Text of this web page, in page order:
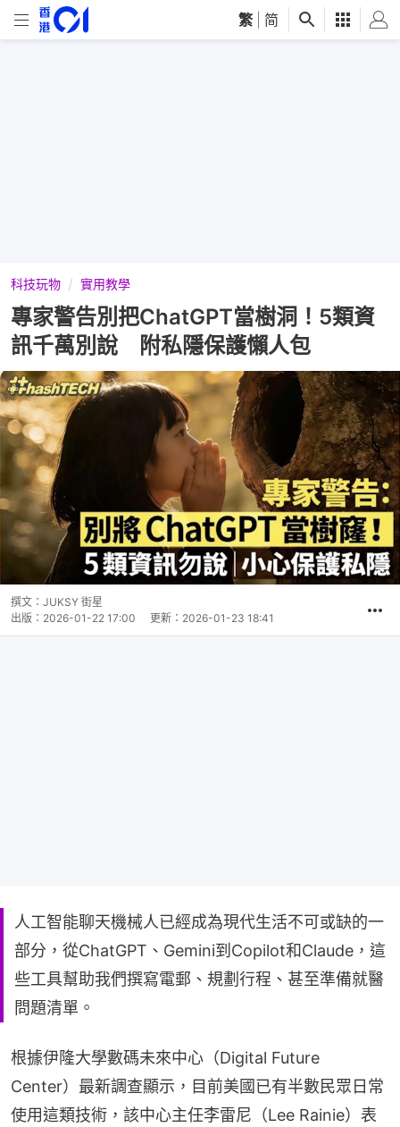
繁 简
科技玩物 實用教學
專家警告別把ChatGPT當樹洞！5類資
訊千萬別說 附私隱保護懶人包
撰文： JUKSY 街星
出版： 2026-01-22 17:00 更新： 2026-01-23 18:41
人工智能聊天機械人已經成為現代生活不可或缺的一
部分，從ChatGPT、Gemini到Copilot和Claude，這
些工具幫助我們撰寫電郵、規劃行程、甚至準備就醫
問題清單。
根據伊隆大學數碼未來中心（Digital Future
Center）最新調查顯示，目前美國已有半數民眾日常
使用這類技術，該中心主任李雷尼（Lee Rainie）表